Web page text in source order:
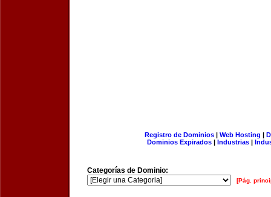
Registro de Dominios| Web Hosting |
Dominios Expirados | Industrias |
Categorías de Dominio:
[Pág.